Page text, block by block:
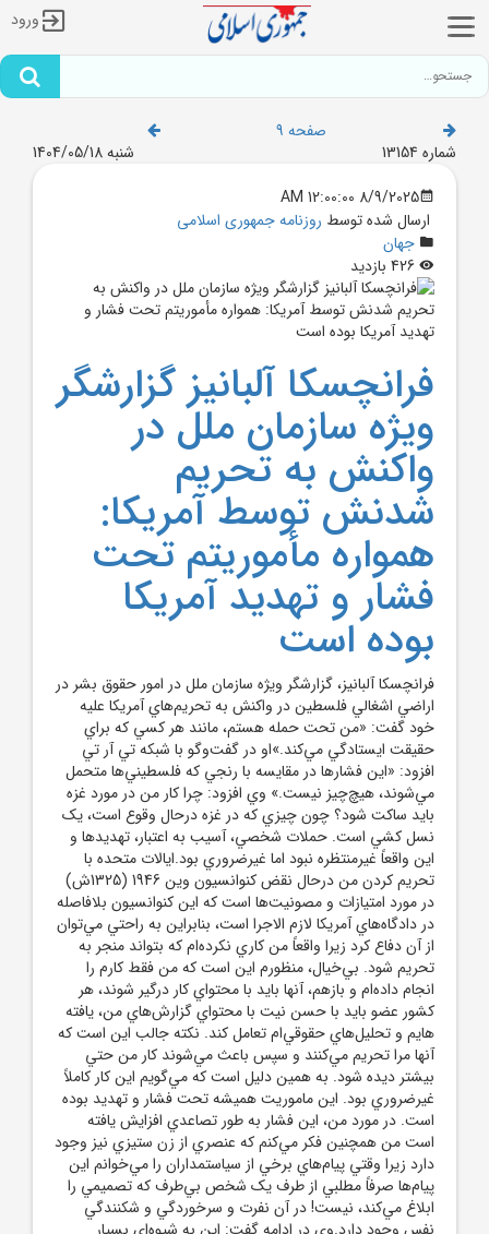
ورود
صفحه 9
شماره 13154
شنبه 1404/05/18
8/9/2025 12:00:00 AM
ارسال شده توسط روزنامه جمهوری اسلامی
جهان
فرانچسکا آلبانيز گزارشگر
ويژه سازمان ملل در
واکنش به تحريم
شدنش توسط آمريکا:
همواره مأموريتم تحت
فشار و تهديد آمریکا
بوده است
فرانچسکا آلبانيز، گزارشگر ويژه سازمان ملل در امور حقوق بشر در
اراضي اشغالي فلسطين در واکنش به تحريم‌هاي آمريکا عليه
خود گفت: «من تحت حمله هستم، مانند هر کسي که براي
حقيقت ايستادگي مي‌کند.»او در گفت‌وگو با شبکه تي آر تي
افزود: «اين فشارها در مقايسه با رنجي که فلسطيني‌ها متحمل
مي‌شوند، هيچ‌چيز نيست.» وي افزود: چرا کار من در مورد غزه
بايد ساکت شود؟ چون چيزي که در غزه درحال وقوع است، يک
نسل کشي است. حملات شخصي، آسيب به اعتبار، تهديدها و
اين واقعاً غيرمنتظره نبود اما غيرضروري بود.ايالات متحده با
تحريم کردن من درحال نقض کنوانسيون وين 1946 (1325ش)
در مورد امتيازات و مصونيت‌ها است که اين کنوانسيون بلافاصله
در دادگاه‌هاي آمريکا لازم الاجرا است، بنابراين به راحتي مي‌توان
از آن دفاع کرد زيرا واقعاً من کاري نکرده‌ام که بتواند منجر به
تحريم شود. بي‌خيال، منظورم اين است که من فقط کارم را
انجام داده‌ام و بازهم، آنها بايد با محتواي کار درگير شوند، هر
کشور عضو بايد با حسن نيت با محتواي گزارش‌هاي من، يافته
هايم و تحليل‌هاي حقوقي‌ام تعامل کند. نکته جالب اين است که
آنها مرا تحريم مي‌کنند و سپس باعث مي‌شوند کار من حتي
بيشتر ديده شود. به همين دليل است که مي‌گويم اين کار کاملاً
غيرضروري بود. اين ماموريت هميشه تحت فشار و تهديد بوده
است. در مورد من، اين فشار به طور تصاعدي افزايش يافته
است من همچنين فکر مي‌کنم که عنصري از زن ستيزي نيز وجود
دارد زيرا وقتي پيام‌هاي برخي از سياستمداران را مي‌خوانم اين
پيام‌ها صرفاً مطلبي از طرف يک شخص بي‌طرف که تصميمي را
ابلاغ مي‌کند، نيست! در آن نفرت و سرخوردگي و شکنندگي